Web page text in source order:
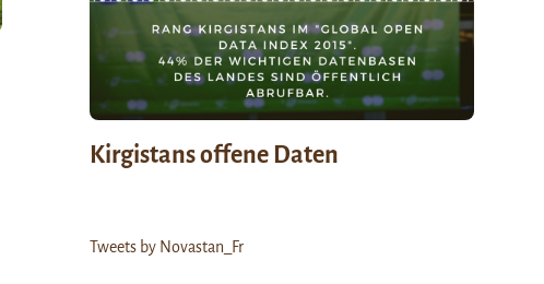
Kirgistans offene Daten
Tweets by Novastan_Fr